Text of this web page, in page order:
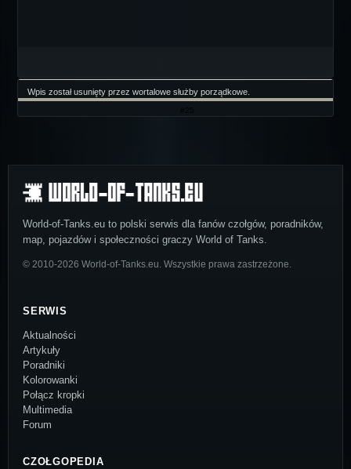
Wpis został usunięty przez wortalowe służby porządkowe.
#25
World-of-Tanks.eu to polski serwis dla fanów czołgów, poradników,
map, pojazdów i społeczności graczy World of Tanks.
© 2010-2026 World-of-Tanks.eu. Wszystkie prawa zastrzeżone.
SERWIS
Aktualności
Artykuły
Poradniki
Kolorowanki
Połącz kropki
Multimedia
Forum
CZOŁGOPEDIA